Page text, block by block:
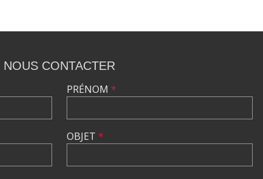
NOUS CONTACTER
PRÉNOM *
OBJET *